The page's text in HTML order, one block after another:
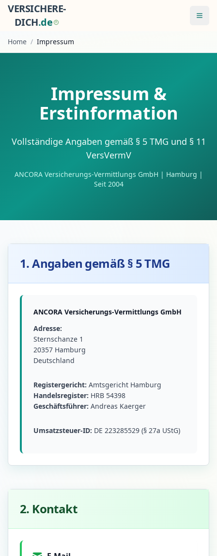
VERSICHERE-
DICH.de
Home / Impressum
Impressum &
Erstinformation
Vollständige Angaben gemäß § 5 TMG und § 11
VersVermV
ANCORA Versicherungs-Vermittlungs GmbH | Hamburg |
Seit 2004
1. Angaben gemäß § 5 TMG
ANCORA Versicherungs-Vermittlungs GmbH
Adresse:
Sternschanze 1
20357 Hamburg
Deutschland
Registergericht: Amtsgericht Hamburg
Handelsregister: HRB 54398
Geschäftsführer: Andreas Kaerger
Umsatzsteuer-ID: DE 223285529 (§ 27a UStG)
2. Kontakt